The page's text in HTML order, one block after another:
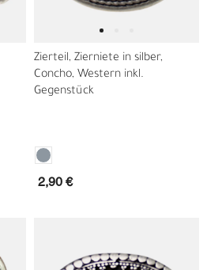
Zierteil, Zierniete in silber,
Concho, Western inkl.
Gegenstück
2,90 €